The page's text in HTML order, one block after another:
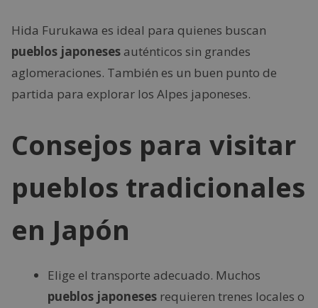
Hida Furukawa es ideal para quienes buscan
pueblos japonesesauténticos sin grandes
aglomeraciones. También es un buen punto de
partida para explorar los Alpes japoneses.
Consejos para visitar
pueblos tradicionales
en Japón
Elige el transporte adecuado. Muchos
pueblos japoneses requieren trenes locales o